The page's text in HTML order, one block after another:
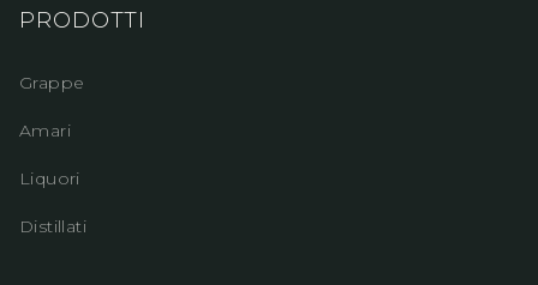
PRODOTTI
Grappe
Amari
Liquori
Distillati